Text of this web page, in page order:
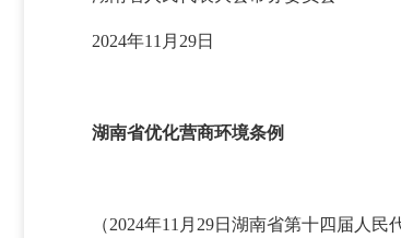
2024年11月29日
湖南省优化营商环境条例
（2024年11月29日湖南省第十四届人